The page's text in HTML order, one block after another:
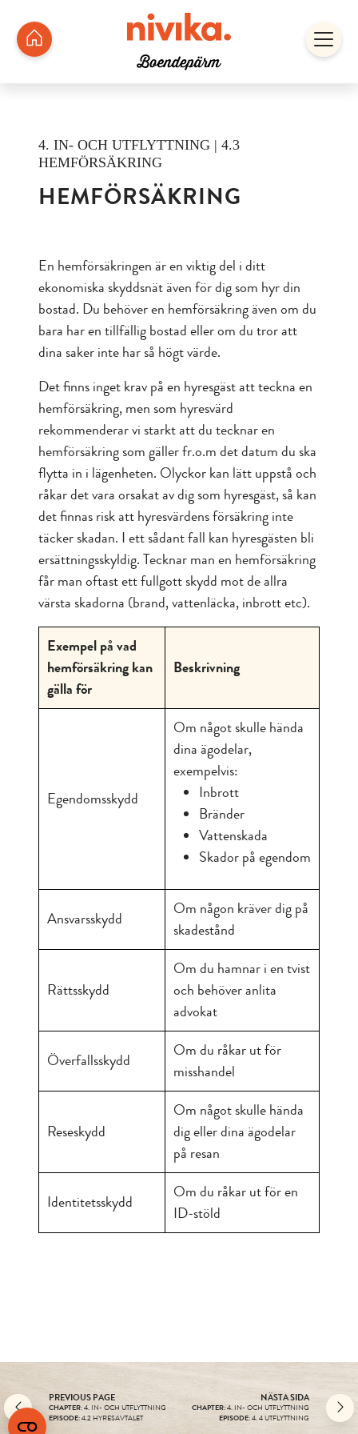
4. IN- OCH UTFLYTTNING | 4.3
HEMFÖRSÄKRING
HEMFÖRSÄKRING
En hemförsäkringen är en viktig del i ditt
ekonomiska skyddsnät även för dig som hyr din
bostad. Du behöver en hemförsäkring även om du
bara har en tillfällig bostad eller om du tror att
dina saker inte har så högt värde.
Det finns inget krav på en hyresgäst att teckna en
hemförsäkring, men som hyresvärd
rekommenderar vi starkt att du tecknar en
hemförsäkring som gäller fr.o.m det datum du ska
flytta in i lägenheten. Olyckor kan lätt uppstå och
råkar det vara orsakat av dig som hyresgäst, så kan
det finnas risk att hyresvärdens försäkring inte
täcker skadan. I ett sådant fall kan hyresgästen bli
ersättningsskyldig. Tecknar man en hemförsäkring
får man oftast ett fullgott skydd mot de allra
värsta skadorna (brand, vattenläcka, inbrott etc).
Exempel på vad
hemförsäkring kan
gälla för
Beskrivning
Egendomsskydd
Om något skulle hända
dina ägodelar,
exempelvis:
Inbrott
Bränder
Vattenskada
Skador på egendom
Ansvarsskydd
Om någon kräver dig på
skadestånd
Rättsskydd
Om du hamnar i en tvist
och behöver anlita
advokat
Överfallsskydd
Om du råkar ut för
misshandel
Reseskydd
Om något skulle hända
dig eller dina ägodelar
på resan
Identitetsskydd
Om du råkar ut för en
ID-stöld
PREVIOUS PAGE
CHAPTER: 4. IN- OCH UTFLYTTNING
EPISODE: 4.2 HYRESAVTALET
NÄSTA SIDA
CHAPTER: 4. IN- OCH UTFLYTTNING
EPISODE: 4. 4 UTFLYTTNING